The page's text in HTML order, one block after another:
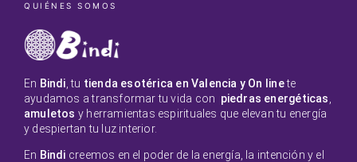
QUIÉNES SOMOS
En Bindi , tu tienda esotérica en Valencia y On linete
ayudamos a transformar tu vida con piedras energéticas
amuletos y herramientas espirituales que elevan tu energía
y despiertan tu luz interior.
En Bindi creemos en el poder de la energía, la intención y el